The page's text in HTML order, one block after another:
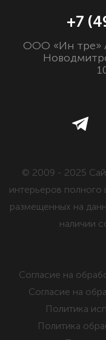
+7
ООО «Ин тре»
© 2009 - 2025
интерьеров полного
размещенных на
наличии
Cогласие на
Cогласие на
Политика
Политика